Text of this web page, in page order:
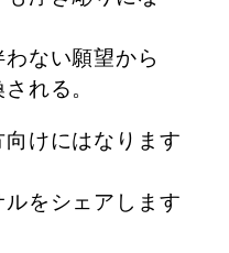
ない願望から
れる。
けにはなります
をシェアします